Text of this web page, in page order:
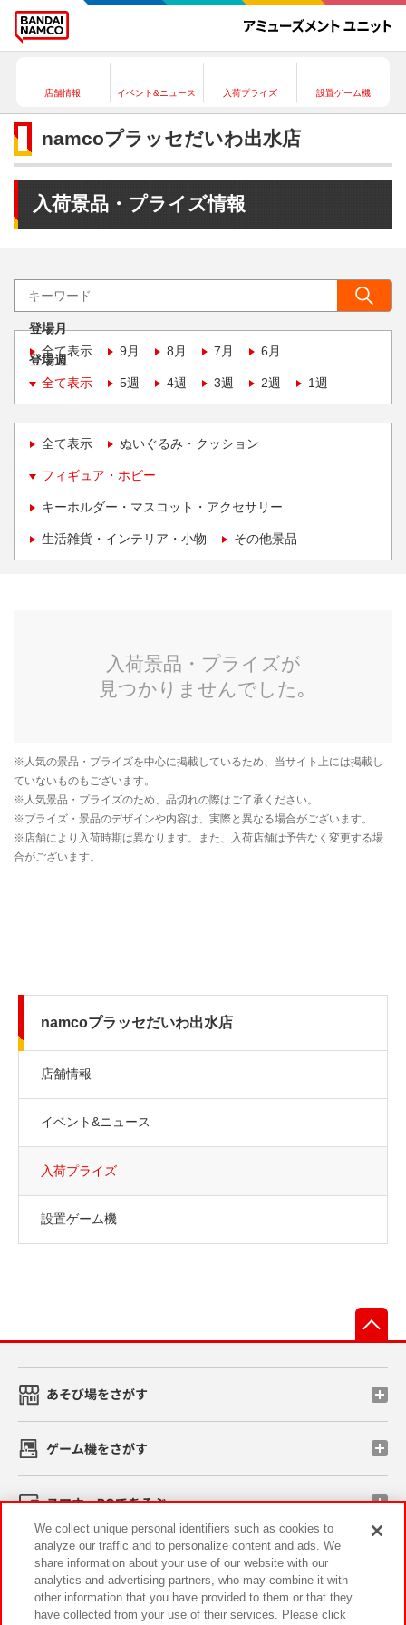
店舗情報 イベント&ニュース 入荷プライズ 設置ゲーム機
namcoプラッセだいわ出水店
入荷景品・プライズ情報
登場月
全て表示
9月 8月 7月 6月
登場週
全て表示
5週 4週 3週 2週 1週
全て表示 ぬいぐるみ・クッション
フィギュア・ホビー
キーホルダー・マスコット・アクセサリー
生活雑貨・インテリア・小物 その他景品
namcoプラッセだいわ出水店
店舗情報
イベント&ニュース
入荷プライズ
設置ゲーム機
あそび場をさがす
ゲーム機をさがす
スマホ・PCであそぶ
イベント・キャンペーン
We collect unique personal identifiers such as cookies to
analyze our traffic and to personalize content and ads. We
share information about your use of our website with our
analytics and advertising partners, who may combine it with
other information that you have provided to them or that they
have collected from your use of their services. Please click